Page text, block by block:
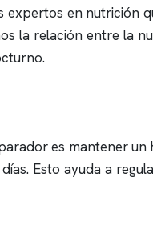
expertos en
la relación entre la
es mantener
Esto ayuda a